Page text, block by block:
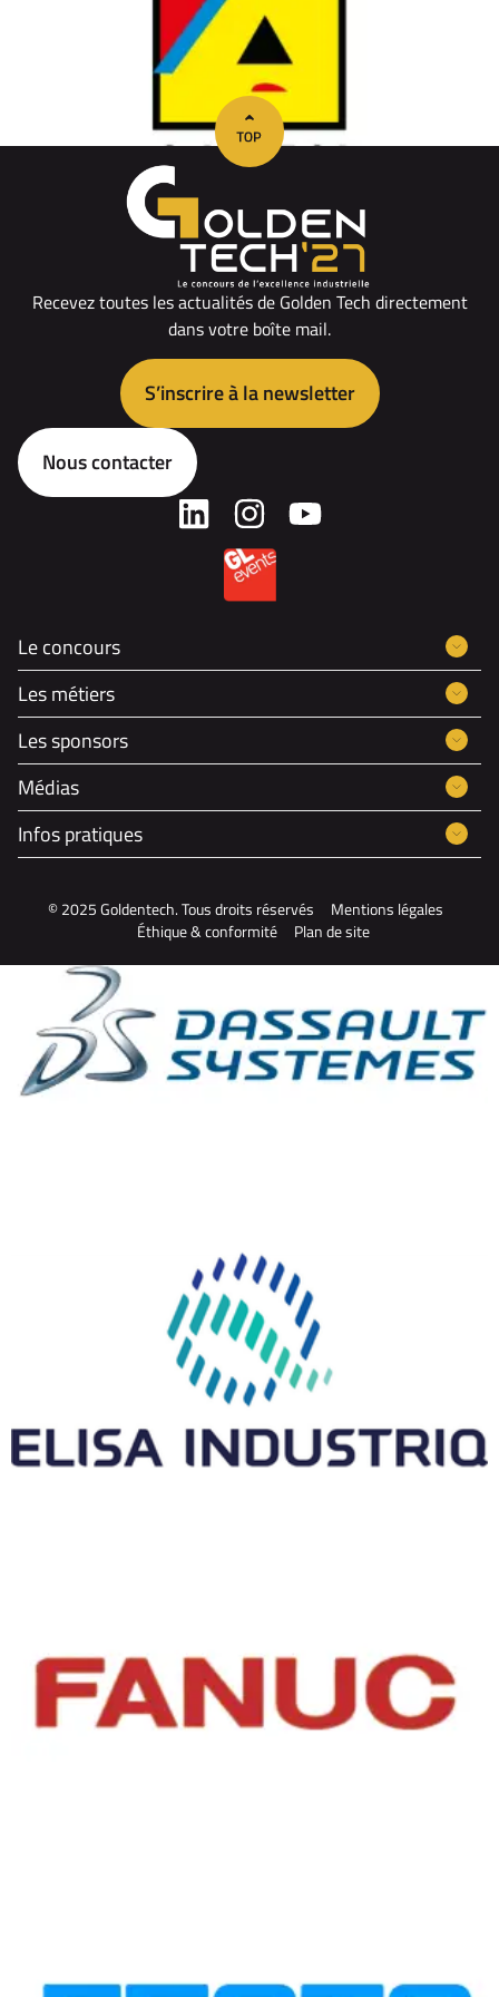
Recevez toutes les actualités de Golden Tech directement
dans votre boîte mail.
S’inscrire à la newsletter
Nous contacter
Le concours
Les métiers
Les sponsors
Médias
Infos pratiques
© 2025 Goldentech. Tous droits réservés
Mentions légales
Éthique & conformité
Plan de site